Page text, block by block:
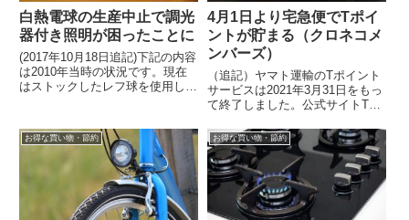
白熱電球の生産中止で調光
器付き照明が困ったことに
(2017年10月18日追記)下記の内容
は2010年当時の状況です。現在
はストックしたレフ球を使用しつ
4月1日より宅急便でTポイ
ントが貯まる（クロネコメ
ンバーズ）
（追記）ヤマト運輸のTポイント
サービスは2021年3月31日をもっ
て終了しました。公式サイトTポ
マト運輸のクロネコメンバーズ
（無料...
お得な買い物・節約 お得な買い物・節約